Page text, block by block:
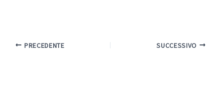
PRECEDENTE SUCCESSIVO